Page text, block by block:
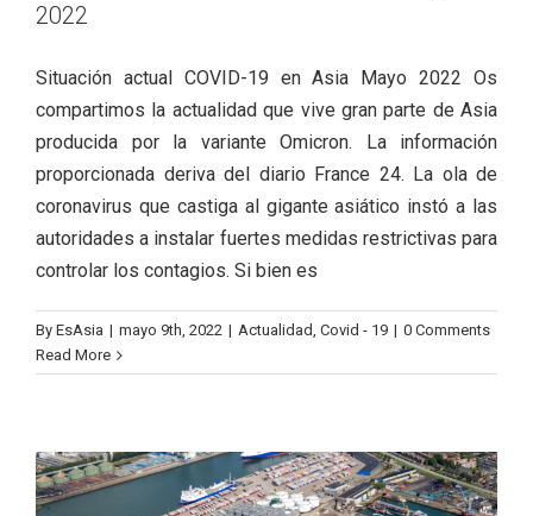
2022
Situación actual COVID-19 en Asia Mayo 2022 Os
compartimos la actualidad que vive gran parte de Asia
producida por la variante Omicron. La información
proporcionada deriva del diario France 24. La ola de
coronavirus que castiga al gigante asiático instó a las
autoridades a instalar fuertes medidas restrictivas para
controlar los contagios. Si bien es
By EsAsia | mayo 9th, 2022 | Actualidad, Covid - 19 | 0 Comments
Read MoreEl tráfico de los puertos asiáticos